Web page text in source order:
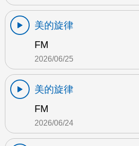
美的旋律
FM
2026/06/25
美的旋律
FM
2026/06/24